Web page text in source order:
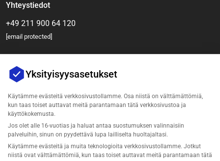
Yhteystiedot
+49 211 900 64 120
[email protected]
Yritys
Tuki
Yksityisyysasetukset
Käytämme evästeitä verkkosivustollamme. Osa niistä on välttämättömiä,
kun taas toiset auttavat meitä parantamaan tätä verkkosivustoa ja
käyttökokemusta.
Jos olet alle 16-vuotias ja haluat antaa suostumuksen valinnaisiin
palveluihin, sinun on pyydettävä lupa lailliselta huoltajaltasi.
Käytämme evästeitä ja muita teknologioita verkkosivustollamme. Jotkut
niistä ovat välttämättömiä, kun taas toiset auttavat meitä parantamaan tätä